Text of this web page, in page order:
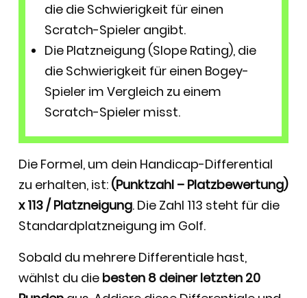
die die Schwierigkeit für einen
Scratch-Spieler angibt.
Die Platzneigung (Slope Rating), die
die Schwierigkeit für einen Bogey-
Spieler im Vergleich zu einem
Scratch-Spieler misst.
Die Formel, um dein Handicap-Differential
zu erhalten, ist: (Punktzahl – Platzbewertung)
x 113 / Platzneigung. Die Zahl 113 steht für die
Standardplatzneigung im Golf.
Sobald du mehrere Differentiale hast,
wählst du die besten 8 deiner letzten 20